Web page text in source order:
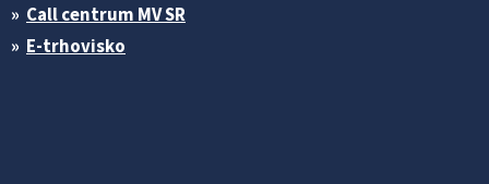
Call centrum MV SR
E-trhovisko